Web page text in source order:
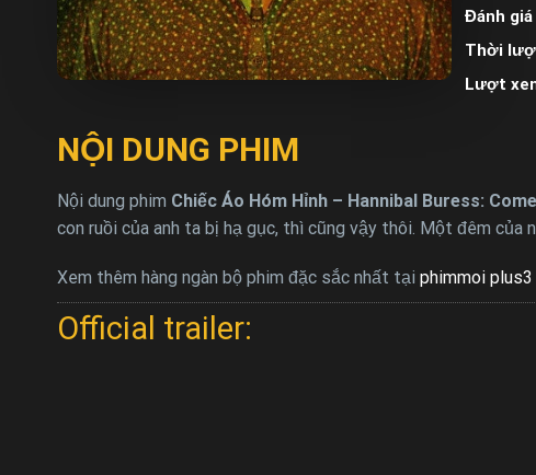
Đánh giá
Thời
Lượt
NỘI DUNG PHIM
Nội dung phim Chiếc Áo Hóm Hỉnh – Hannibal Buress:
con ruồi của anh ta bị hạ gục, thì cũng vậy thôi. Một đêm của
Xem thêm hàng ngàn bộ phim đặc sắc nhất tại phimmoi plus3
Official trailer: